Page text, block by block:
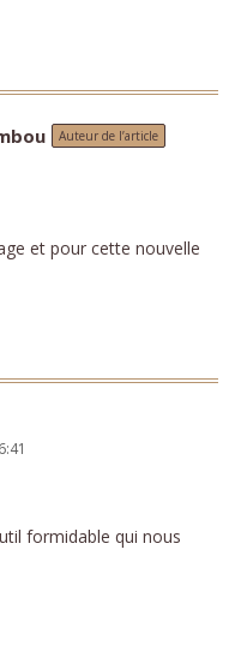
Auteur de l’article
et pour cette nouvelle
formidable qui nous